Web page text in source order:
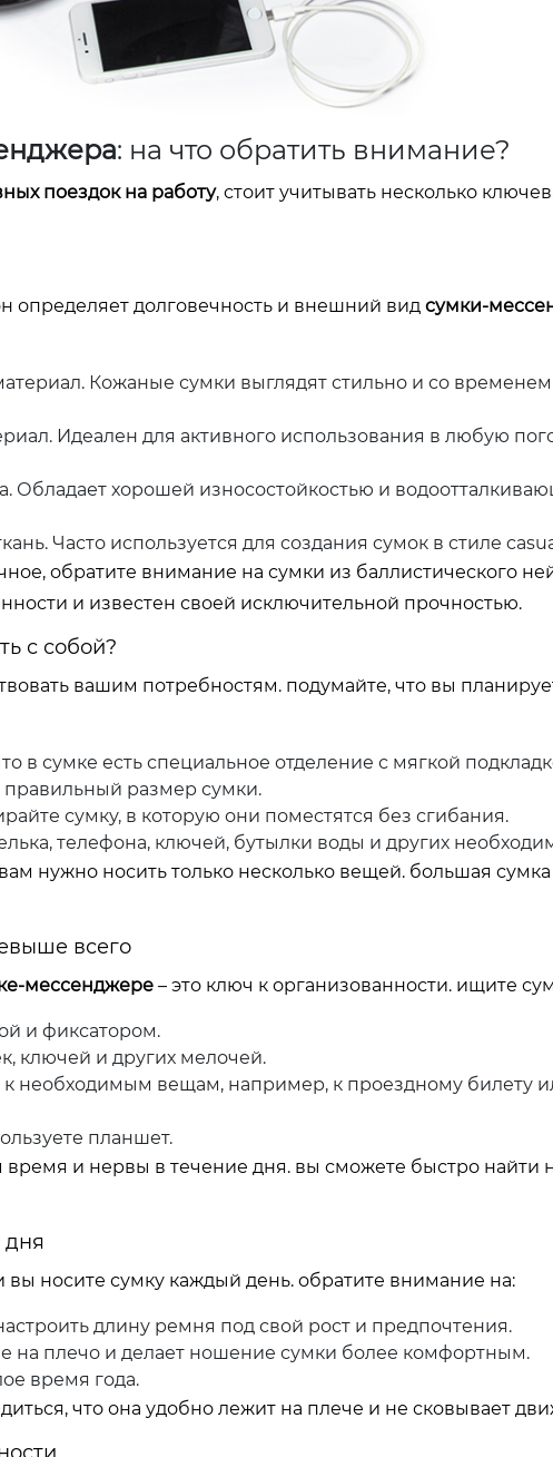
: на что обратить внимание?
поездок на работу, стоит учитывать несколько
определяет долговечность и внешний вид сумки-
Кожаные сумки выглядят стильно и со временем
Идеален для активного использования в любую
Обладает хорошей износостойкостью и
Часто используется для создания сумок в стиле
обратите внимание на сумки из баллистического
и известен своей исключительной прочностью.
с собой?
вашим потребностям. подумайте, что вы
в сумке есть специальное отделение с мягкой
правильный размер сумки.
сумку, в которую они поместятся без сгибания.
телефона, ключей, бутылки воды и других
нужно носить только несколько вещей. большая сумка
всего
мессенджере – это ключ к организованности. ищите
и фиксатором.
ключей и других мелочей.
необходимым вещам, например, к проездному билету
планшет.
время и нервы в течение дня. вы сможете быстро найти
дня
носите сумку каждый день. обратите внимание на:
длину ремня под свой рост и предпочтения.
на плечо и делает ношение сумки более комфортным.
время года.
что она удобно лежит на плече и не сковывает